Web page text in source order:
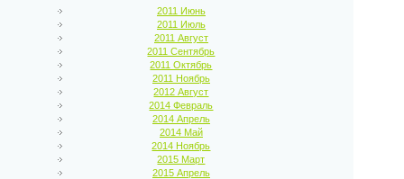
2011 Июнь
2011 Июль
2011 Август
2011 Сентябрь
2011 Октябрь
2011 Ноябрь
2012 Август
2014 Февраль
2014 Апрель
2014 Май
2014 Ноябрь
2015 Март
2015 Апрель